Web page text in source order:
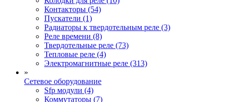
Контакторы (54)
Пускатели (1)
Радиаторы к твердотельным реле (3)
Реле времени (8)
Твердотельные реле (73)
Тепловые реле (4)
Электромагнитные реле (313)
»
Сетевое оборудование
Sfp модули (4)
Коммутаторы (7)